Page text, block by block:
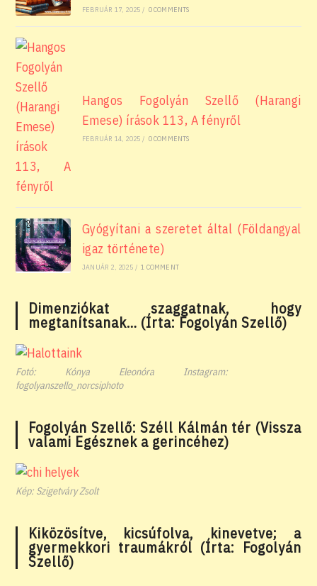
FEBRUÁR 17, 2025 / 0 COMMENTS
Hangos Fogolyán Szellő (Harangi
Emese) írások 113, A fényről
FEBRUÁR 14, 2025 / 0 COMMENTS
Gyógyítani a szeretet által (Földangyal
igaz története)
JANUÁR 2, 2025 / 1 COMMENT
Dimenziókat szaggatnak, hogy
megtanítsanak… (Írta: Fogolyán Szellő)
Fotó: Kónya Eleonóra Instagram:
fogolyanszello_norcsiphoto
Fogolyán Szellő: Széll Kálmán tér (Vissza
valami Egésznek a gerincéhez)
Kép: Szigetváry Zsolt
Kiközösítve, kicsúfolva, kinevetve; a
gyermekkori traumákról (Írta: Fogolyán
Szellő)